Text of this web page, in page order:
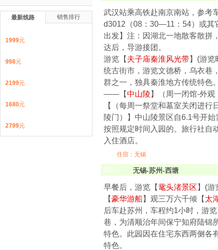
武汉站乘高铁赴南京南站，参考
d3012（08：30—11：54）或其
出发】注：因湖北一地散客散拼
达后，导游接团。
游览【 夫子庙秦淮风光带】(游
统古街市，游览文德桥，乌衣巷
群之一，独具秦淮地方传统特色
——【中山陵 】（周一闭馆-外
【（每周一祭堂和墓室关闭进
陵门）】中山陵景区自6.1号开
按照规定时间入园的。旅行社自
入住酒店。
住宿：无锡
第2天 无锡-苏州-西塘
早餐后，游览【鼋头渚景区 】(
【豪华游船】观三万六千倾【 太
后车赴苏州，车程约1小时，游
巷，为清顺治年间保宁知府陆锦
特色。此园因在住宅东西两侧各
特色。
最新线路 销售排行
1999元
998元
2199元
1680元
2799元